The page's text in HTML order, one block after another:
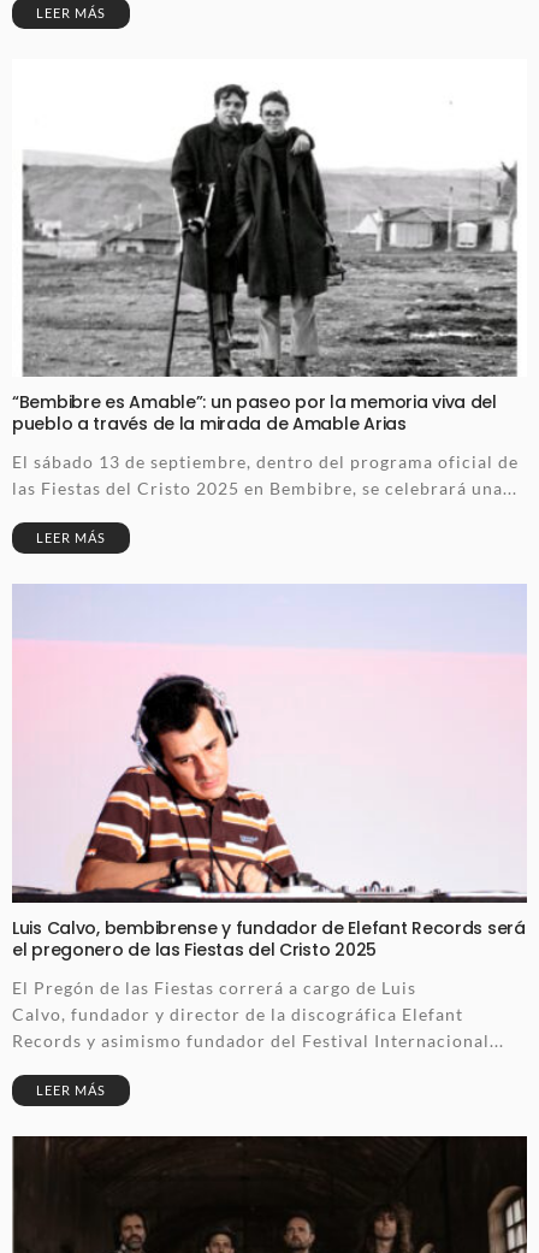
LEER MÁS
“Bembibre es Amable”: un paseo por la memoria viva del
pueblo a través de la mirada de Amable Arias
El sábado 13 de septiembre, dentro del programa oficial de
las Fiestas del Cristo 2025 en Bembibre, se celebrará una...
LEER MÁS
Luis Calvo, bembibrense y fundador de Elefant Records será
el pregonero de las Fiestas del Cristo 2025
El Pregón de las Fiestas correrá a cargo de Luis
Calvo, fundador y director de la discográfica Elefant
Records y asimismo fundador del Festival Internacional...
LEER MÁS